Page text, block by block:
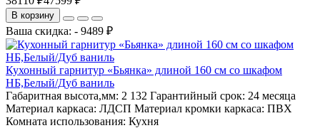
В корзину
Ваша скидка: - 9489 ₽
Кухонный гарнитур «Бьянка» длиной 160 см со шкафом
НБ,Белый/Дуб ваниль
Габаритная высота,мм: 2 132 Гарантийный срок: 24 месяца
Материал каркаса: ЛДСП Материал кромки каркаса: ПВХ
Комната использования: Кухня